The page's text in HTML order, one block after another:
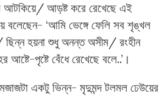
আটকিয়ে/ আড়ষ্ট করে রেখেছে এই
বলেছেন- ‘আমি ভেঙ্গে ফেলি সব শৃঙ্খল
ছিন্ন হয়না শুধু অনন্ত অসীম/ রংহীন
পৃষ্টে বেঁধে রেখেছে বলে..’।
একটু ভিন্ন- মৃদুমন্দ টলমল ঢেউয়ের